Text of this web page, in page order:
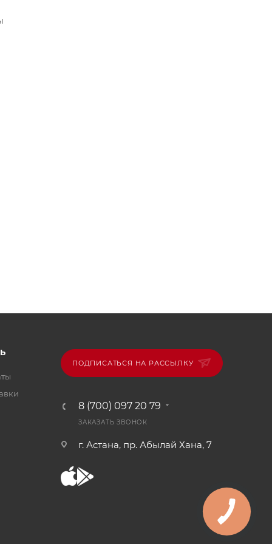
ПОДПИСАТЬСЯ НА РАССЫЛКУ
8 (700) 097 20 79
ЗАКАЗАТЬ ЗВОНОК
г. Астана, пр. Абылай Хана, 7